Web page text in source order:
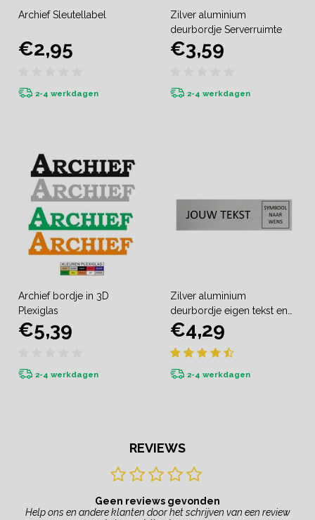
Archief Sleutellabel
€2,95
2-4 werkdagen
Zilver aluminium
deurbordje Serverruimte
€3,59
2-4 werkdagen
Archief bordje in 3D
Plexiglas
€5,39
2-4 werkdagen
Zilver aluminium
deurbordje eigen tekst en
symbool
€4,29
2-4 werkdagen
REVIEWS
Geen reviews gevonden
Help ons en andere klanten door het schrijven van een review